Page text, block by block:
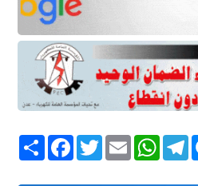
انشر
FacebookTwitterEmail
WhatsAppTelegram